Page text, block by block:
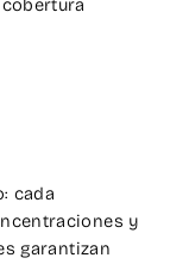
cada
y
garantizan